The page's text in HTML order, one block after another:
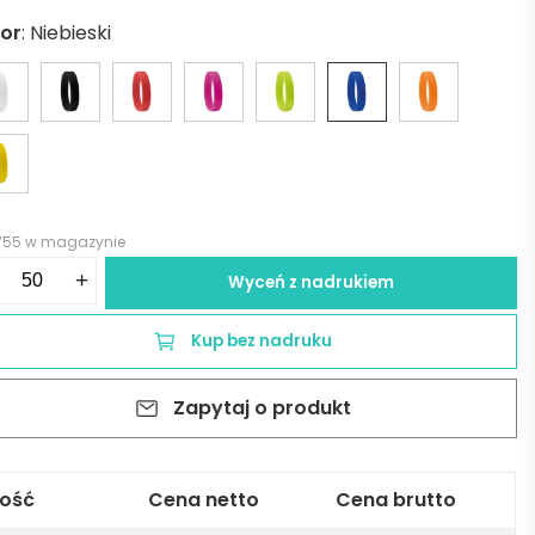
: Niebieski
w magazynie
+ Wyceń z nadrukiem
Kup bez nadruku
Zapytaj o produkt
Cena netto
Cena brutto